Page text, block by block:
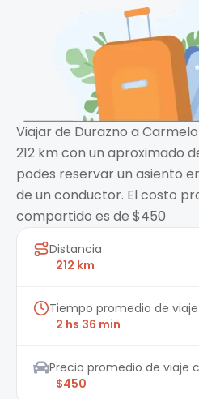
Viajar de Durazno a
212 km con un aproximado
podes reservar un asiento
de un conductor. El costo
compartido es de $450
Distancia
212 km
Tiempo promedio de viaje
2 hs 36 min
Precio promedio de viaje
$450